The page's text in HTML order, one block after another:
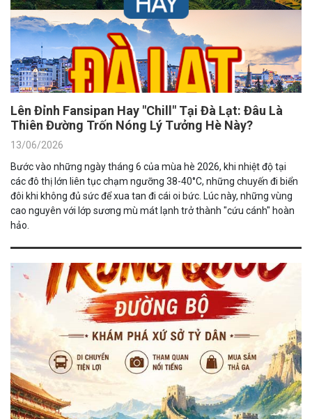
Lên Đỉnh Fansipan Hay "Chill" Tại Đà Lạt: Đâu Là
Thiên Đường Trốn Nóng Lý Tưởng Hè Này?
13/06/2026
Bước vào những ngày tháng 6 của mùa hè 2026, khi nhiệt độ tại
các đô thị lớn liên tục chạm ngưỡng 38-40°C, những chuyến đi biển
đôi khi không đủ sức để xua tan đi cái oi bức. Lúc này, những vùng
cao nguyên với lớp sương mù mát lạnh trở thành "cứu cánh" hoàn
hảo.